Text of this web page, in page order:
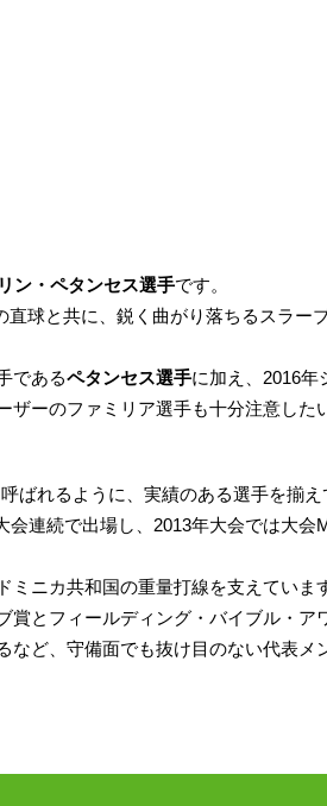
ン・ペタンセス選手です。
球と共に、鋭く曲がり落ちるスラー
であるペタンセス選手に加え、2016年
ザーのファミリア選手も十分注意した
呼ばれるように、実績のある選手を揃え
会連続で出場し、2013年大会では大会
ニカ共和国の重量打線を支えていま
賞とフィールディング・バイブル・ア
など、守備面でも抜け目のない代表メ